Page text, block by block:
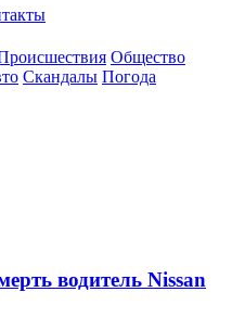
Общество
Скандалы Погода
водитель Nissan